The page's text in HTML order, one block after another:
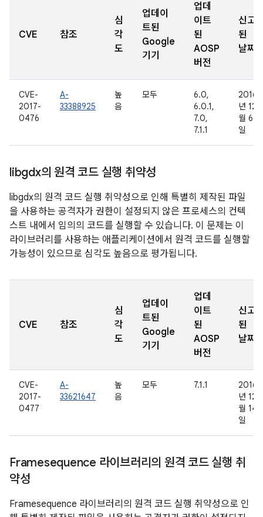
CVE 참조
심
각
도
업데이
트된
Google
기기
업데
이트
된
AOSP
버전
신고
된
날짜
CVE-
2017-
0476
A-
33388925
높
음
모두
6.0,
6.0.1,
7.0,
7.1.1
2016
년 12
월 6
일
libgdx의 원격 코드 실행 취약성
libgdx의 원격 코드 실행 취약성으로 인해 특별히 제작된 파일
을 사용하는 공격자가 권한이 설정되지 않은 프로세스의 컨텍
스트 내에서 임의의 코드를 실행할 수 있습니다. 이 문제는 이
라이브러리를 사용하는 애플리케이션에서 원격 코드를 실행할
가능성이 있으므로 심각도 높음으로 평가됩니다.
CVE 참조
심
각
도
업데이
트된
Google
기기
업데
이트
된
AOSP
버전
신고
된
날짜
CVE-
2017-
0477
A-
33621647
높
음
모두 7.1.1
2016
년 12
월 14
일
Framesequence 라이브러리의 원격 코드 실행 취
약성
Framesequence 라이브러리의 원격 코드 실행 취약성으로 인